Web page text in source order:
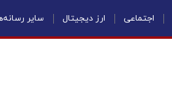
اجتماعی ارز دیجیتال سایر